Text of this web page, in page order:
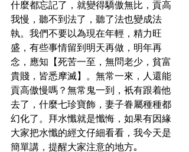
什麼都忘記了，就變得驕傲無比，貢高
我慢，聽不到法了，聽了法也變成法
執。我們不要以為現在年輕，精力旺
盛，有些事情留到明天再做，明年再
念，應知【死苦一至，無問老少，貧富
貴賤，皆悉摩滅】。無常一來，人還能
貢高傲慢嗎？無常鬼一到，衹有跟着他
去了，什麼七珍寶飾，妻子眷屬種種都
幻化了。拜水懺就是懺悔，如果有因緣
大家把水懺的經文仔細看看，我今天是
簡單講，提醒大家注意的地方｡